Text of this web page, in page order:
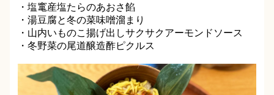
・塩竃産塩たらのあおさ餡
・湯豆腐と冬の菜味噌溜まり
・山内いものこ揚げ出しサクサクアーモンドソース
・冬野菜の尾道醸造酢ピクルス